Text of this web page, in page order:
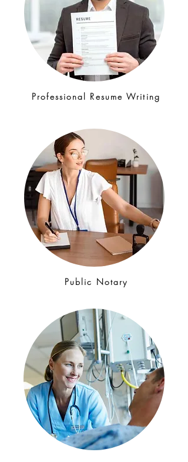
Professional Resume Writing
Public Notary